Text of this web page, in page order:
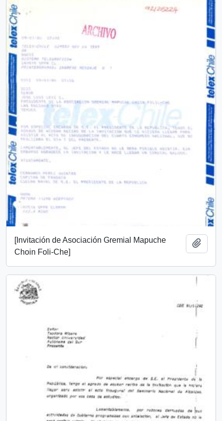
[Invitación de Asociación Gremial Mapuche
Choin Foli-Che]